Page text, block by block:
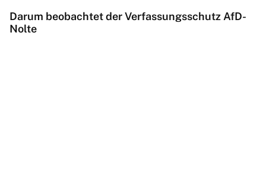
Darum beobachtet der Verfassungsschutz AfD-
Nolte